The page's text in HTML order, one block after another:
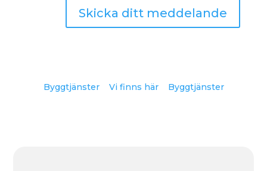
Skicka ditt meddelande
Byggtjänster Vi finns här Byggtjänster